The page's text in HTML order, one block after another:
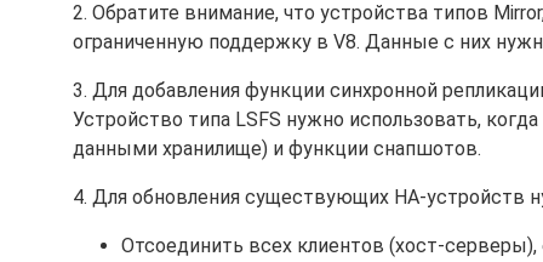
2. Обратите внимание, что устройства типов
ограниченную поддержку в V8. Данные с них
3. Для добавления функции синхронной
Устройство типа LSFS нужно использовать,
данными хранилище) и функции снапшотов.
4. Для обновления существующих HA-
Отсоединить всех клиентов (хост-